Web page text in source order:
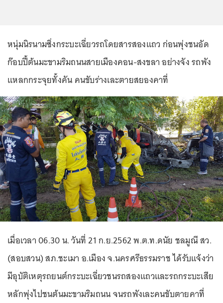
หนุ่มนิรนามซิ่งกระบะเฉี่ยวรถโดยสารสองแถว ก่อนพุ่งชนอัด
ก๊อบปี้ต้นมะขามริมถนนสายเมืองคอน-สงขลา อย่างจัง รถพัง
แหลกกระจุยทั้งคัน คนขับร่างเละตายสยองคาที่
เมื่อเวลา 06.30 น. วันที่ 21 ก.ย.2562 พ.ต.ท.ดนัย ชลมูณี สว.
(สอบสวน) สภ.ชะเมา อ.เมือง จ.นครศรีธรรมราช ได้รับแจ้งว่า
มีอุบัติเหตุรถยนต์กระบะเฉี่ยวชนรถสองแถวและรถกระบะเสีย
หลักพุ่งไปชนต้นมะขามริมถนน จนรถพังเละคนขับตายคาที่